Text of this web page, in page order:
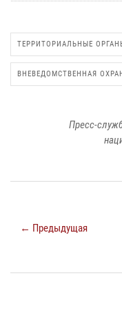
ТЕРРИТОРИАЛЬНЫЕ
ВНЕВЕДОМСТВЕННАЯ
Пресс-
← Предыдущая